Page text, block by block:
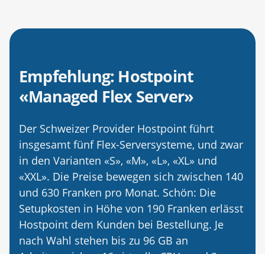
Empfehlung: Hostpoint
«Managed Flex Server»
Der Schweizer Provider Hostpoint führt
insgesamt fünf Flex-Serversysteme, und zwar
in den Varianten «S», «M», «L», «XL» und
«XXL». Die Preise bewegen sich zwischen 140
und 630 Franken pro Monat. Schön: Die
Setupkosten in Höhe von 190 Franken erlässt
Hostpoint dem Kunden bei Bestellung. Je
nach Wahl stehen bis zu 96 GB an